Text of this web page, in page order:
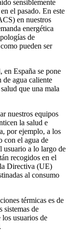
sensiblemente
el pasado. En este
en nuestros
energética
de
pueden ser
en España se pone
de agua caliente
que una mala
nuestros equipos
la salud e
por ejemplo, a los
con el agua de
usuario a lo largo de
recogidos en el
Directiva (UE)
al consumo
térmicas es de
sistemas de
usuarios de